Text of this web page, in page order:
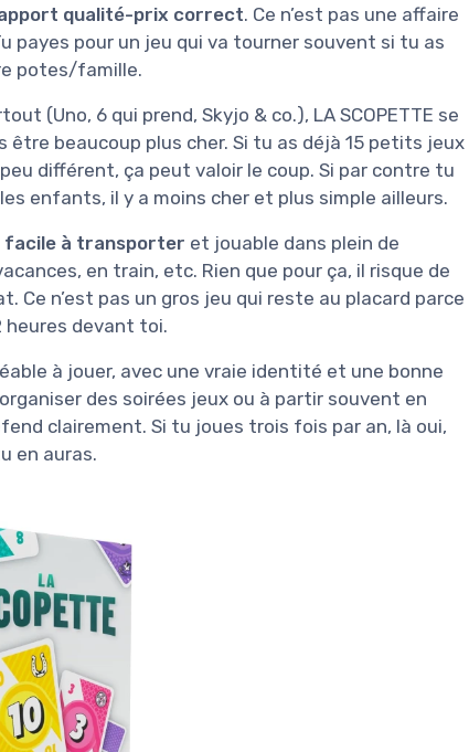
qualité-prix correct. Ce n’est pas une affaire
payes pour un jeu qui va tourner souvent si tu as
potes/famille.
(Uno, 6 qui prend, Skyjo & co.), LA SCOPETTE se
beaucoup plus cher. Si tu as déjà 15 petits jeux
différent, ça peut valoir le coup. Si par contre tu
enfants, il y a moins cher et plus simple ailleurs.
facile à transporter et jouable dans plein de
en train, etc. Rien que pour ça, il risque de
Ce n’est pas un gros jeu qui reste au placard parce
heures devant toi.
à jouer, avec une vraie identité et une bonne
des soirées jeux ou à partir souvent en
clairement. Si tu joues trois fois par an, là oui,
en auras.